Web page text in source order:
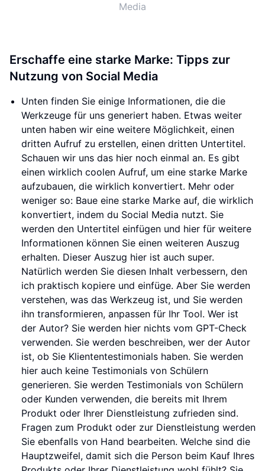
Media
Erschaffe eine starke Marke: Tipps zur
Nutzung von Social Media
Unten finden Sie einige Informationen, die die
Werkzeuge für uns generiert haben. Etwas weiter
unten haben wir eine weitere Möglichkeit, einen
dritten Aufruf zu erstellen, einen dritten Untertitel.
Schauen wir uns das hier noch einmal an. Es gibt
einen wirklich coolen Aufruf, um eine starke Marke
aufzubauen, die wirklich konvertiert. Mehr oder
weniger so: Baue eine starke Marke auf, die wirklich
konvertiert, indem du Social Media nutzt. Sie
werden den Untertitel einfügen und hier für weitere
Informationen können Sie einen weiteren Auszug
erhalten. Dieser Auszug hier ist auch super.
Natürlich werden Sie diesen Inhalt verbessern, den
ich praktisch kopiere und einfüge. Aber Sie werden
verstehen, was das Werkzeug ist, und Sie werden
ihn transformieren, anpassen für Ihr Tool. Wer ist
der Autor? Sie werden hier nichts vom GPT-Check
verwenden. Sie werden beschreiben, wer der Autor
ist, ob Sie Kliententestimonials haben. Sie werden
hier auch keine Testimonials von Schülern
generieren. Sie werden Testimonials von Schülern
oder Kunden verwenden, die bereits mit Ihrem
Produkt oder Ihrer Dienstleistung zufrieden sind.
Fragen zum Produkt oder zur Dienstleistung werden
Sie ebenfalls von Hand bearbeiten. Welche sind die
Hauptzweifel, damit sich die Person beim Kauf Ihres